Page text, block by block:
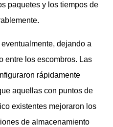
paquetes y los tiempos de
dejando a
entre los escombros. Las
rápidamente
aquellas con puntos de
existentes mejoraron los
de almacenamiento